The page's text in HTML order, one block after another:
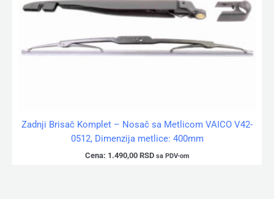
Zadnji Brisač Komplet – Nosač sa Metlicom VAICO V42-
0512, Dimenzija metlice: 400mm
Cena: 1.490,00 RSD sa PDV-om